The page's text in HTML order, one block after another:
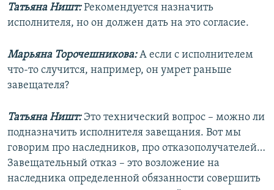
Татьяна Ништ:Рекомендуется назначить
исполнителя, но он должен дать на это согласие.
Марьяна Торочешникова:А если с исполнителем
что-то случится, например, он умрет раньше
завещателя?
Татьяна Ништ:Это технический вопрос – можно ли
подназначить исполнителя завещания. Вот мы
говорим про наследников, про отказополучателей…
Завещательный отказ – это возложение на
наследника определенной обязанности совершить